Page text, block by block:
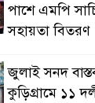
পাশে এমপি
সহায়তা বিতরণ
জুলাই সনদ
কুড়িগ্রামে ১১